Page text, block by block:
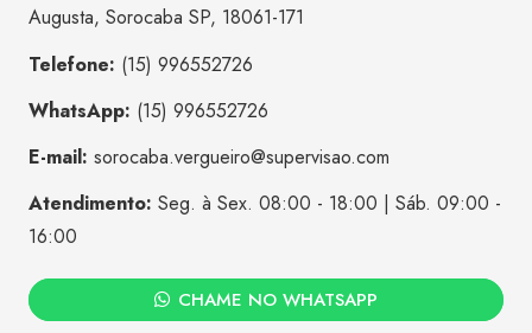
Augusta, Sorocaba SP, 18061-171
Telefone: (15) 996552726
WhatsApp: (15) 996552726
E-mail: sorocaba.vergueiro@supervisao.com
Atendimento: Seg. à Sex. 08:00 - 18:00 | Sáb. 09:00 -
16:00
CHAME NO WHATSAPP